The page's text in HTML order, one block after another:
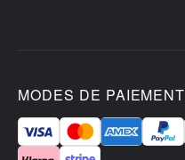
MODES DE PAIEMENT